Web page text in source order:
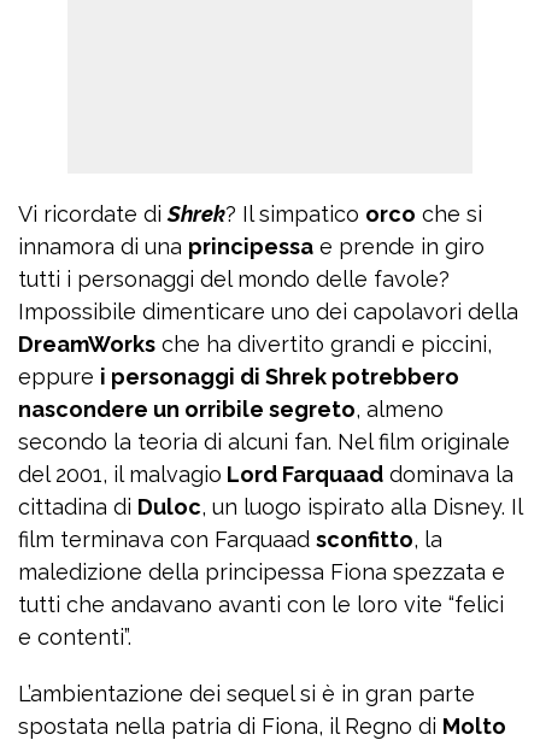
Vi ricordate diShrek? Il simpatico orco che si
innamora di una principessa e prende in giro
tutti i personaggi del mondo delle favole?
Impossibile dimenticare uno dei capolavori della
DreamWorks che ha divertito grandi e piccini,
eppure i personaggi di Shrek potrebbero
nascondere un orribile segreto, almeno
secondo la teoria di alcuni fan. Nel film originale
del 2001, il malvagio Lord Farquaad dominava la
cittadina di Duloc, un luogo ispirato alla Disney. Il
film terminava con Farquaad sconfitto, la
maledizione della principessa Fiona spezzata e
tutti che andavano avanti con le loro vite “felici
e contenti”.
L’ambientazione dei sequel si è in gran parte
spostata nella patria di Fiona, il Regno di Molto